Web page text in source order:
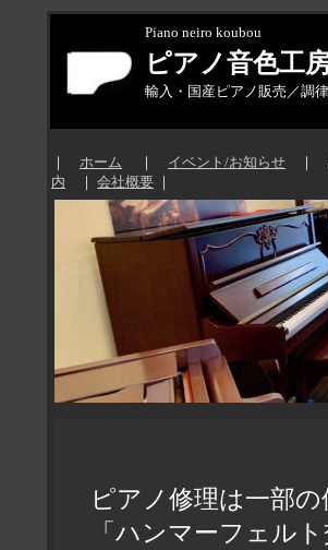
Piano neiro koubou
ピアノ音色工
輸入・国産ピアノ販売／調
｜ ホーム ｜ イベント/お知らせ ｜
内
｜ 会社概要 ｜
ピアノ修理は一部
「ハンマーフェル